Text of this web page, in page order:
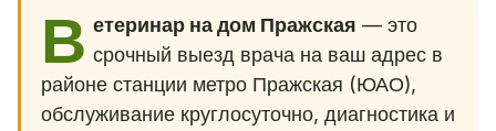
В етеринар на дом Пражская — это
срочный выезд врача на ваш адрес в
районе станции метро Пражская (ЮАО),
обслуживание круглосуточно, диагностика и